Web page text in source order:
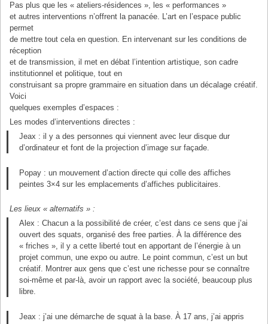
Pas plus que les « ateliers-résidences », les « performances »
et autres interventions n’offrent la panacée. L’art en l’espace public
permet
de mettre tout cela en question. En intervenant sur les conditions de
réception
et de transmission, il met en débat l’intention artistique, son cadre
institutionnel et politique, tout en
construisant sa propre grammaire en situation dans un décalage créatif.
Voici
quelques exemples d’espaces :
Les modes d’interventions directes :
Jeax : il y a des personnes qui viennent avec leur disque dur
d’ordinateur et font de la projection d’image sur façade.
Popay : un mouvement d’action directe qui colle des affiches
peintes 3×4 sur les emplacements d’affiches publicitaires.
Les lieux « alternatifs » :
Alex : Chacun a la possibilité de créer, c’est dans ce sens que j’ai
ouvert des squats, organisé des free parties. À la différence des
« friches », il y a cette liberté tout en apportant de l’énergie à un
projet commun, une expo ou autre. Le point commun, c’est un but
créatif. Montrer aux gens que c’est une richesse pour se connaître
soi-même et par-là, avoir un rapport avec la société, beaucoup plus
libre.
Jeax : j’ai une démarche de squat à la base. À 17 ans, j’ai appris